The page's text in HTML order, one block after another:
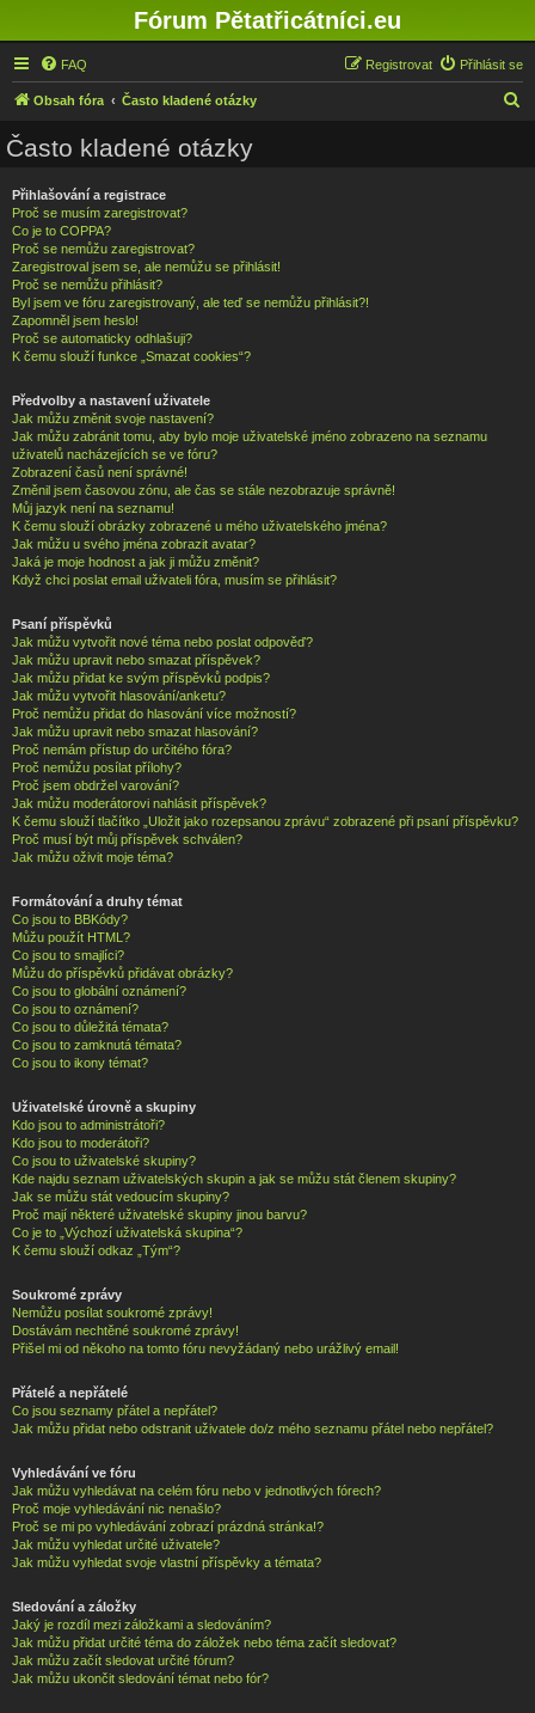
Fórum Pětatřicátníci.eu
FAQ Přihlásit se
Registrovat
Obsah fóra Často kladené otázky
Často kladené otázky
Přihlašování a registrace
Proč se musím zaregistrovat?
Co je to COPPA?
Proč se nemůžu zaregistrovat?
Zaregistroval jsem se, ale nemůžu se přihlásit!
Proč se nemůžu přihlásit?
Byl jsem ve fóru zaregistrovaný, ale teď se nemůžu přihlásit?!
Zapomněl jsem heslo!
Proč se automaticky odhlašuji?
K čemu slouží funkce „Smazat cookies“?
Předvolby a nastavení uživatele
Jak můžu změnit svoje nastavení?
Jak můžu zabránit tomu, aby bylo moje uživatelské jméno zobrazeno na seznamu
uživatelů nacházejících se ve fóru?
Zobrazení časů není správné!
Změnil jsem časovou zónu, ale čas se stále nezobrazuje správně!
Můj jazyk není na seznamu!
K čemu slouží obrázky zobrazené u mého uživatelského jména?
Jak můžu u svého jména zobrazit avatar?
Jaká je moje hodnost a jak ji můžu změnit?
Když chci poslat email uživateli fóra, musím se přihlásit?
Psaní příspěvků
Jak můžu vytvořit nové téma nebo poslat odpověď?
Jak můžu upravit nebo smazat příspěvek?
Jak můžu přidat ke svým příspěvků podpis?
Jak můžu vytvořit hlasování/anketu?
Proč nemůžu přidat do hlasování více možností?
Jak můžu upravit nebo smazat hlasování?
Proč nemám přístup do určitého fóra?
Proč nemůžu posílat přílohy?
Proč jsem obdržel varování?
Jak můžu moderátorovi nahlásit příspěvek?
K čemu slouží tlačítko „Uložit jako rozepsanou zprávu“ zobrazené při psaní příspěvku?
Proč musí být můj příspěvek schválen?
Jak můžu oživit moje téma?
Formátování a druhy témat
Co jsou to BBKódy?
Můžu použít HTML?
Co jsou to smajlíci?
Můžu do příspěvků přidávat obrázky?
Co jsou to globální oznámení?
Co jsou to oznámení?
Co jsou to důležitá témata?
Co jsou to zamknutá témata?
Co jsou to ikony témat?
Uživatelské úrovně a skupiny
Kdo jsou to administrátoři?
Kdo jsou to moderátoři?
Co jsou to uživatelské skupiny?
Kde najdu seznam uživatelských skupin a jak se můžu stát členem skupiny?
Jak se můžu stát vedoucím skupiny?
Proč mají některé uživatelské skupiny jinou barvu?
Co je to „Výchozí uživatelská skupina“?
K čemu slouží odkaz „Tým“?
Soukromé zprávy
Nemůžu posílat soukromé zprávy!
Dostávám nechtěné soukromé zprávy!
Přišel mi od někoho na tomto fóru nevyžádaný nebo urážlivý email!
Přátelé a nepřátelé
Co jsou seznamy přátel a nepřátel?
Jak můžu přidat nebo odstranit uživatele do/z mého seznamu přátel nebo nepřátel?
Vyhledávání ve fóru
Jak můžu vyhledávat na celém fóru nebo v jednotlivých fórech?
Proč moje vyhledávání nic nenašlo?
Proč se mi po vyhledávání zobrazí prázdná stránka!?
Jak můžu vyhledat určité uživatele?
Jak můžu vyhledat svoje vlastní příspěvky a témata?
Sledování a záložky
Jaký je rozdíl mezi záložkami a sledováním?
Jak můžu přidat určité téma do záložek nebo téma začít sledovat?
Jak můžu začít sledovat určité fórum?
Jak můžu ukončit sledování témat nebo fór?